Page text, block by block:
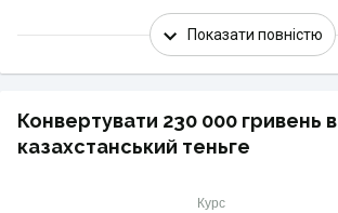
Показати повністю
Конвертувати 230 000 гривень в
казахстанський теньге
Курс